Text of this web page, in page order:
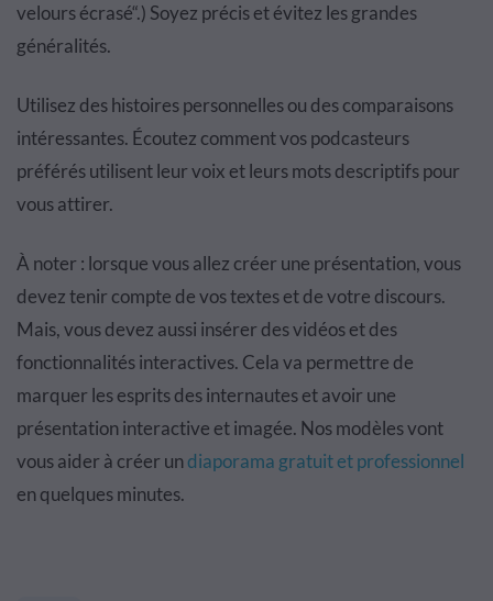
velours écrasé“.) Soyez précis et évitez les grandes
généralités.
Utilisez des histoires personnelles ou des comparaisons
intéressantes. Écoutez comment vos podcasteurs
préférés utilisent leur voix et leurs mots descriptifs pour
vous attirer.
À noter : lorsque vous allez créer une présentation, vous
devez tenir compte de vos textes et de votre discours.
Mais, vous devez aussi insérer des vidéos et des
fonctionnalités interactives. Cela va permettre de
marquer les esprits des internautes et avoir une
présentation interactive et imagée. Nos modèles vont
vous aider à créer undiaporama gratuit et professionnel
en quelques minutes.